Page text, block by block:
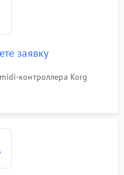
заявку
контроллера Korg